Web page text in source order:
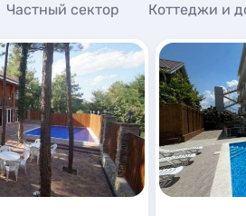
Частный сектор Коттеджи и